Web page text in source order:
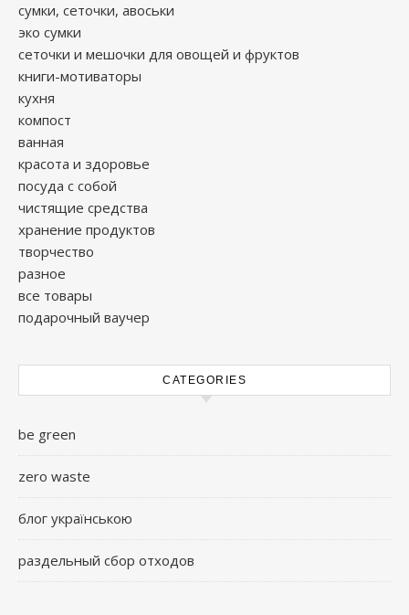
сумки, сеточки, авоськи
эко сумки
сеточки и мешочки для овощей и фруктов
книги-мотиваторы
кухня
компост
ванная
красота и здоровье
посуда с собой
чистящие средства
хранение продуктов
творчество
разное
все товары
подарочный ваучер
CATEGORIES
be green
zero waste
блог українською
раздельный сбор отходов